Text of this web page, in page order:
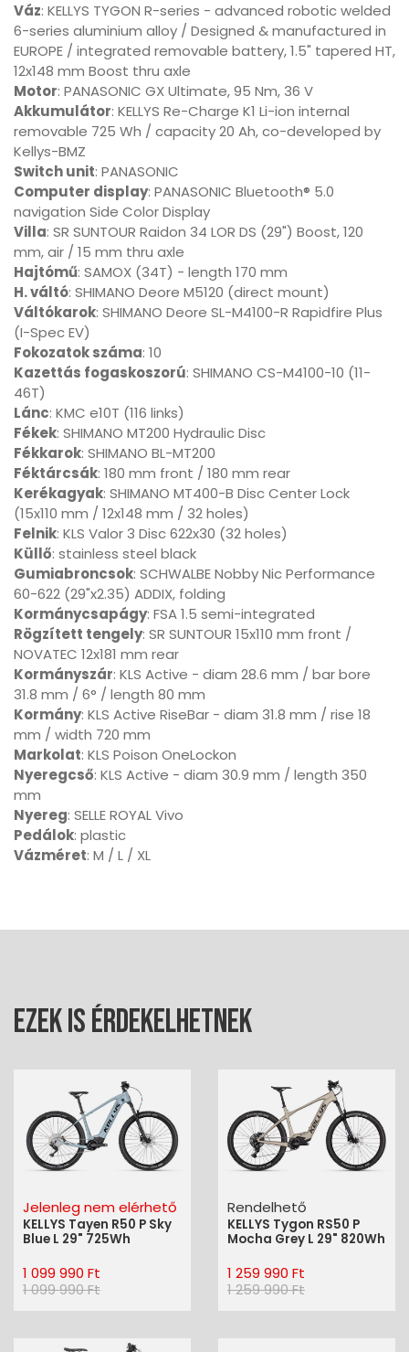
Váz: KELLYS TYGON R-series - advanced robotic welded
6-series aluminium alloy / Designed & manufactured in
EUROPE / integrated removable battery, 1.5" tapered HT,
12x148 mm Boost thru axle
Motor: PANASONIC GX Ultimate, 95 Nm, 36 V
Akkumulátor: KELLYS Re-Charge K1 Li-ion internal
removable 725 Wh / capacity 20 Ah, co-developed by
Kellys-BMZ
Switch unit: PANASONIC
Computer display: PANASONIC Bluetooth® 5.0
navigation Side Color Display
Villa: SR SUNTOUR Raidon 34 LOR DS (29") Boost, 120
mm, air / 15 mm thru axle
Hajtómű: SAMOX (34T) - length 170 mm
H. váltó: SHIMANO Deore M5120 (direct mount)
Váltókarok: SHIMANO Deore SL-M4100-R Rapidfire Plus
(I-Spec EV)
Fokozatok száma: 10
Kazettás fogaskoszorú: SHIMANO CS-M4100-10 (11-
46T)
Lánc: KMC e10T (116 links)
Fékek: SHIMANO MT200 Hydraulic Disc
Fékkarok: SHIMANO BL-MT200
Féktárcsák: 180 mm front / 180 mm rear
Kerékagyak: SHIMANO MT400-B Disc Center Lock
(15x110 mm / 12x148 mm / 32 holes)
Felnik: KLS Valor 3 Disc 622x30 (32 holes)
Küllő: stainless steel black
Gumiabroncsok: SCHWALBE Nobby Nic Performance
60-622 (29"x2.35) ADDIX, folding
Kormánycsapágy: FSA 1.5 semi-integrated
Rögzített tengely: SR SUNTOUR 15x110 mm front /
NOVATEC 12x181 mm rear
Kormányszár: KLS Active - diam 28.6 mm / bar bore
31.8 mm / 6° / length 80 mm
Kormány: KLS Active RiseBar - diam 31.8 mm / rise 18
mm / width 720 mm
Markolat: KLS Poison OneLockon
Nyeregcső: KLS Active - diam 30.9 mm / length 350
mm
Nyereg: SELLE ROYAL Vivo
Pedálok: plastic
Vázméret: M / L / XL
Ezek is érdekelhetnek
Jelenleg nem elérhető
KELLYS Tayen R50 P Sky
Blue L 29" 725Wh
1 099 990 Ft
1 099 990 Ft
Rendelhető
KELLYS Tygon RS50 P
Mocha Grey L 29" 820Wh
1 259 990 Ft
1 259 990 Ft